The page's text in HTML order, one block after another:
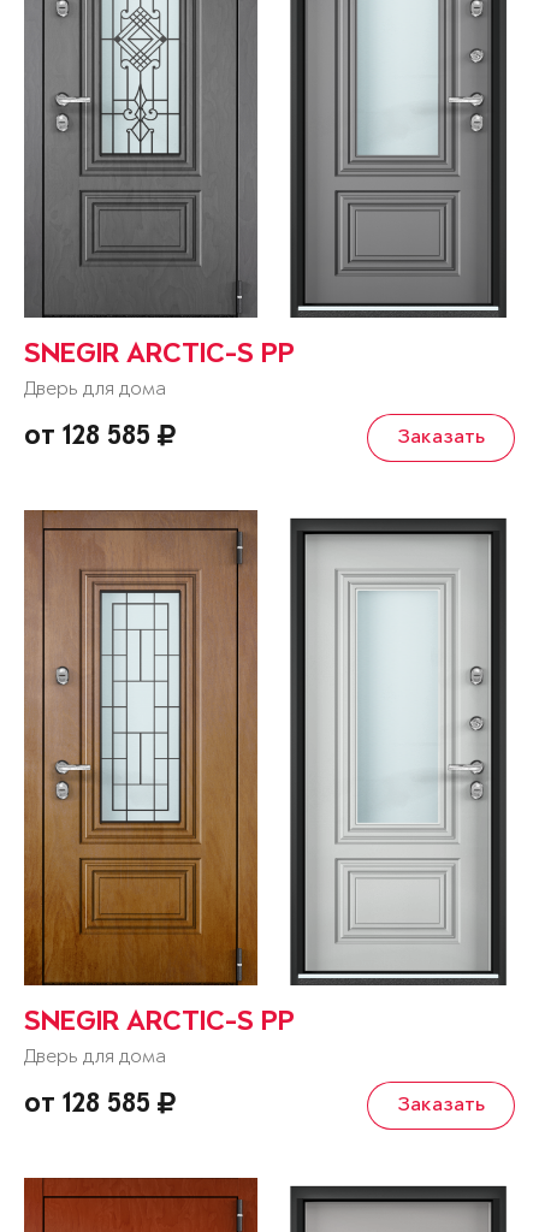
SNEGIR ARCTIC-S PP
Дверь для дома
от 128 585 Заказать
SNEGIR ARCTIC-S PP
Дверь для дома
от 128 585 Заказать